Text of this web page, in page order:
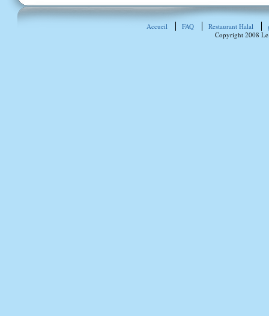
Accueil FAQ Restaurant Halal
Copyright 2008